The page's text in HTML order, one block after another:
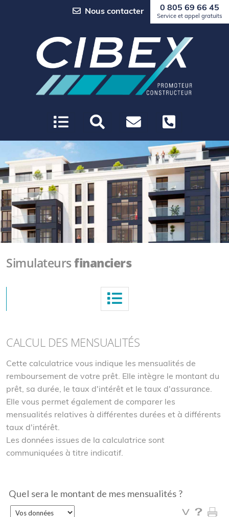
Nous contacter 0 805 69 66 45
Service et appel gratuits
Simulateursfinanciers
CALCUL DES MENSUALITÉS
Cette calculatrice vous indique les mensualités de
remboursement de votre prêt. Elle intègre le montant du
prêt, sa durée, le taux d'intérêt et le taux d'assurance.
Elle vous permet également de comparer les
mensualités relatives à différentes durées et à différents
taux d'intérêt.
Les données issues de la calculatrice sont
communiquées à titre indicatif.